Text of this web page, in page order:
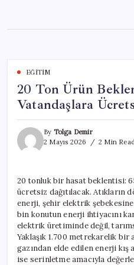
content
EĞITIM
20 Ton Ürün
Vatandaşlara
By Tolga Demir
2 Mayıs 2026
2 Min
20 tonluk bir hasat beklentisi:
ücretsiz dağıtılacak. Atıkların
enerji, şehir elektrik
bin konutun enerji ihtiyacını
elektrik üretiminde değil,
Yaklaşık 1.700 metrekarelik
gazından elde edilen enerji kış
ise serinletme amacıyla